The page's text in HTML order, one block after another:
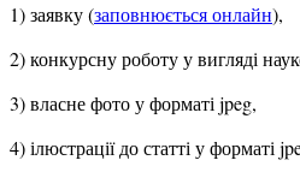
1) заявку (заповнюється онлайн),
2) конкурсну роботу у вигляді
3) власне фото у форматі jpeg,
4) ілюстрації до статті у форматі